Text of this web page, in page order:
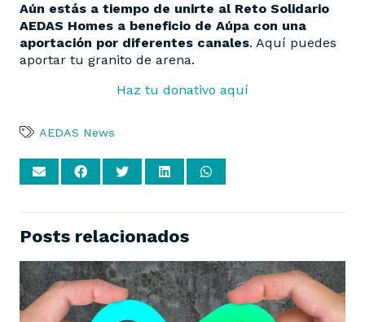
Aún estás a tiempo de unirte al Reto Solidario
AEDAS Homes a beneficio de Aúpa con una
aportación por diferentes canales. Aquí puedes
aportar tu granito de arena.
Haz tu donativo aquí
AEDAS News
Posts relacionados